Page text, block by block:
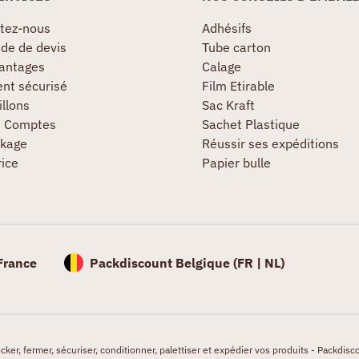
nous
de devis
sécurisé
Comptes
Adhésifs
Tube carton
Calage
Film Etirable
Sac Kraft
Sachet Plastique
Réussir ses expéditions
Papier bulle
Packdiscount Belgique (FR | NL)
fermer, sécuriser, conditionner, palettiser et expédier vos produits -